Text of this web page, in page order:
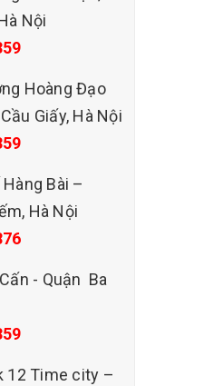
Nội
Hoàng Đạo
Giấy, Hà Nội
Hàng Bài –
Hà Nội
- Quận Ba
12 Time city –